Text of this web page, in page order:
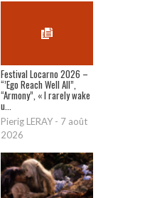
Festival Locarno 2026 –
“’Ego Reach Well All”,
“Armony”, « I rarely wake
u...
Pierig LERAY - 7 août
2026